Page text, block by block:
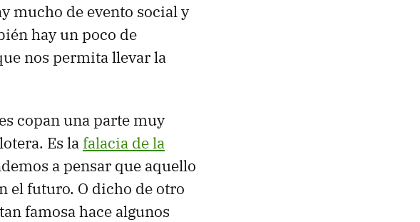
mucho de evento social y
hay un poco de
nos permita llevar la
copan una parte muy
Es la falacia de la
a pensar que aquello
el futuro. O dicho de otro
famosa hace algunos